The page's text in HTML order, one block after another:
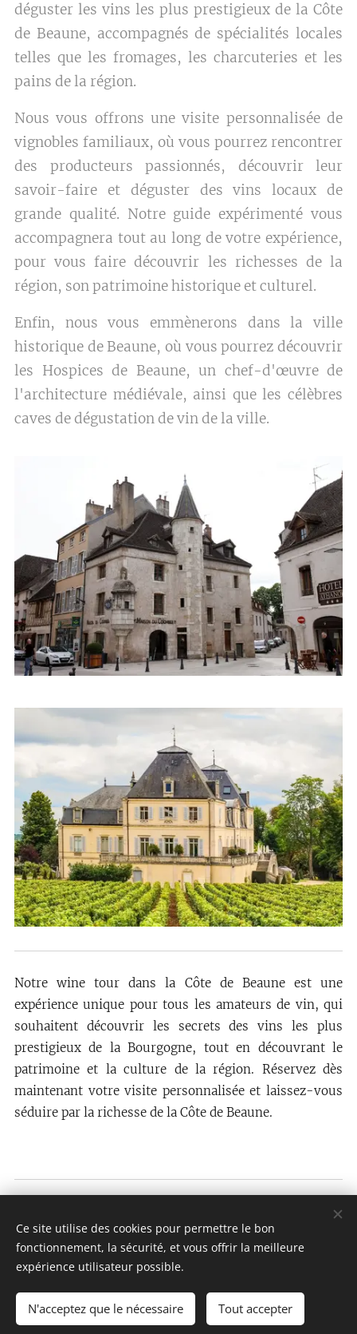
déguster les vins les plus prestigieux de la Côte
de Beaune, accompagnés de spécialités locales
telles que les fromages, les charcuteries et les
pains de la région.
Nous vous offrons une visite personnalisée de
vignobles familiaux, où vous pourrez rencontrer
des producteurs passionnés, découvrir leur
savoir-faire et déguster des vins locaux de
grande qualité. Notre guide expérimenté vous
accompagnera tout au long de votre expérience,
pour vous faire découvrir les richesses de la
région, son patrimoine historique et culturel.
Enfin, nous vous emmènerons dans la ville
historique de Beaune, où vous pourrez découvrir
les Hospices de Beaune, un chef-d'œuvre de
l'architecture médiévale, ainsi que les célèbres
caves de dégustation de vin de la ville.
Notre wine tour dans la Côte de Beaune est une
expérience unique pour tous les amateurs de vin, qui
souhaitent découvrir les secrets des vins les plus
prestigieux de la Bourgogne, tout en découvrant le
patrimoine et la culture de la région. Réservez dès
maintenant votre visite personnalisée et laissez-vous
séduire par la richesse de la Côte de Beaune.
France : +33 641 67 41 75
CGV| Politique de confidentialité Cookies
Português brasileiro
Français American English
Ce site utilise des cookies pour permettre le bon
fonctionnement, la sécurité, et vous offrir la meilleure
expérience utilisateur possible.
N'acceptez que le nécessaire Tout accepter